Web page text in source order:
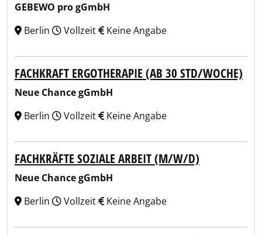
GEBEWO pro gGmbH
Berlin
Vollzeit Keine Angabe
FACHKRAFT ERGOTHERAPIE (AB 30 STD/WOCHE)
Neue Chance gGmbH
Berlin
Vollzeit Keine Angabe
FACHKRÄFTE SOZIALE ARBEIT (M/W/D)
Neue Chance gGmbH
Berlin
Vollzeit Keine Angabe